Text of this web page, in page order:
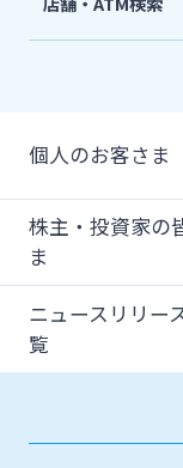
機能一覧
キャッシン
一日あたり
ATM
個人のお客さま
株主・投資家の
ま
ニュースリリー
覧